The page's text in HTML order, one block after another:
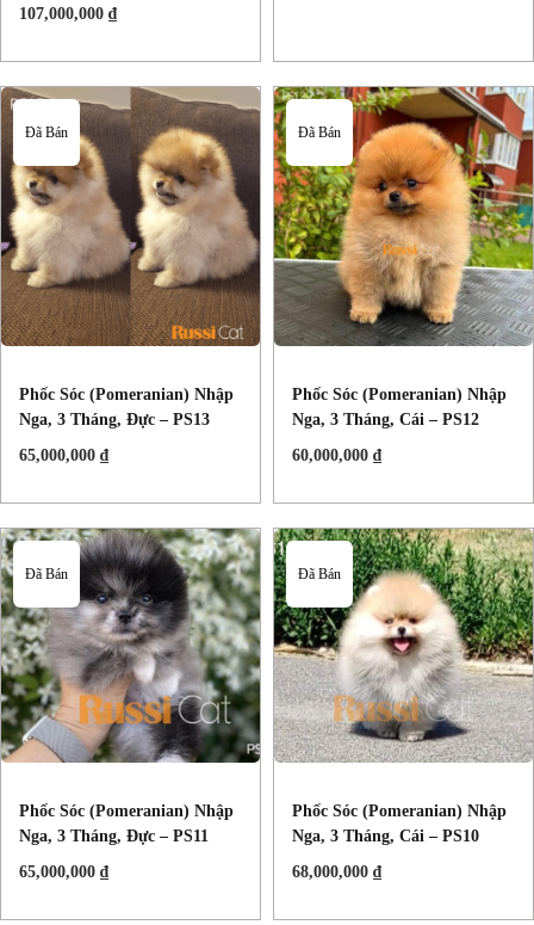
107,000,000 ₫
Đã Bán
Phốc Sóc (Pomeranian) Nhập
Nga, 3 Tháng, Đực – PS13
65,000,000 ₫
Đã Bán
Phốc Sóc (Pomeranian) Nhập
Nga, 3 Tháng, Cái – PS12
60,000,000 ₫
Đã Bán
Phốc Sóc (Pomeranian) Nhập
Nga, 3 Tháng, Đực – PS11
65,000,000 ₫
Đã Bán
Phốc Sóc (Pomeranian) Nhập
Nga, 3 Tháng, Cái – PS10
68,000,000 ₫